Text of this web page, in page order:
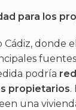
para los
Cádiz, donde
podría
propietarios.
una